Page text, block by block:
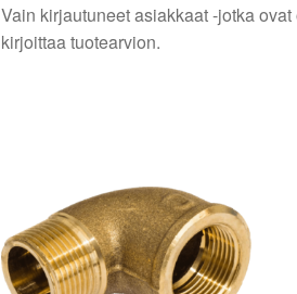
Vain kirjautuneet asiakkaat -jotka
kirjoittaa tuotearvion.